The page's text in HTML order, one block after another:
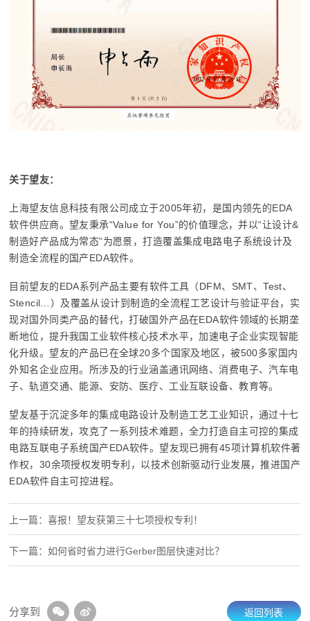
关于望友：
上海望友信息科技有限公司成立于2005年初，是国内领先的EDA
软件供应商。望友秉承“Value for You”的价值理念，并以“让设计&
制造好产品成为常态”为愿景，打造覆盖集成电路电子系统设计及
制造全流程的国产EDA软件。
目前望友的EDA系列产品主要有软件工具（DFM、SMT、Test、
Stencil…）及覆盖从设计到制造的全流程工艺设计与验证平台，实
现对国外同类产品的替代，打破国外产品在EDA软件领域的长期垄
断地位，提升我国工业软件核心技术水平，加速电子企业实现智能
化升级。望友的产品已在全球20多个国家及地区，被500多家国内
外知名企业应用。所涉及的行业涵盖通讯网络、消费电子、汽车电
子、轨道交通、能源、安防、医疗、工业互联设备、教育等。
望友基于沉淀多年的集成电路设计及制造工艺工业知识，通过十七
年的持续研发，攻克了一系列技术难题，全力打造自主可控的集成
电路互联电子系统国产EDA软件。望友现已拥有45项计算机软件著
作权，30余项授权发明专利，以技术创新驱动行业发展，推进国产
EDA软件自主可控进程。
上一篇：喜报！望友获第三十七项授权专利！
下一篇：如何省时省力进行Gerber图层快速对比？
分享到 返回列表